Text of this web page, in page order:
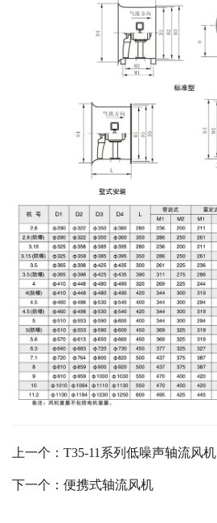
上一个：T35-11系列低噪声轴流风机
下一个：便携式轴流风机